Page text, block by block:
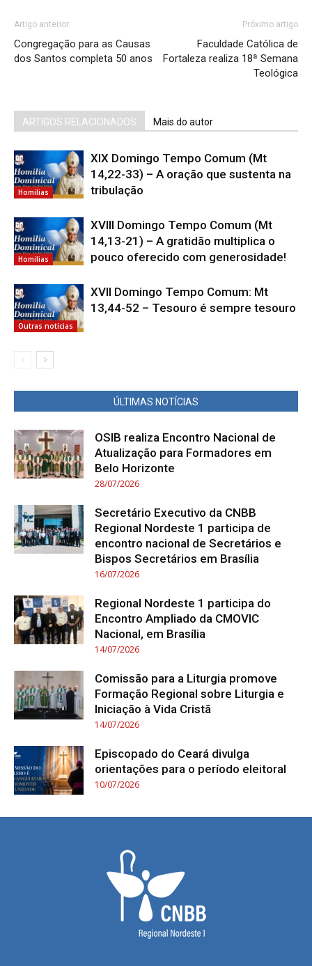
Artigo anterior
Congregação para as Causas
dos Santos completa 50 anos
Próximo artigo
Faculdade Católica de
Fortaleza realiza 18ª Semana
Teológica
ARTIGOS RELACIONADOS Mais do autor
Homilias
XIX Domingo Tempo Comum (Mt
14,22-33) – A oração que sustenta na
tribulação
Homilias
XVIII Domingo Tempo Comum (Mt
14,13-21) – A gratidão multiplica o
pouco oferecido com generosidade!
Outras notícias
XVII Domingo Tempo Comum: Mt
13,44-52 – Tesouro é sempre tesouro
ÚLTIMAS NOTÍCIAS
OSIB realiza Encontro Nacional de
Atualização para Formadores em
Belo Horizonte
28/07/2026
Secretário Executivo da CNBB
Regional Nordeste 1 participa de
encontro nacional de Secretários e
Bispos Secretários em Brasília
16/07/2026
Regional Nordeste 1 participa do
Encontro Ampliado da CMOVIC
Nacional, em Brasília
14/07/2026
Comissão para a Liturgia promove
Formação Regional sobre Liturgia e
Iniciação à Vida Cristã
14/07/2026
Episcopado do Ceará divulga
orientações para o período eleitoral
10/07/2026